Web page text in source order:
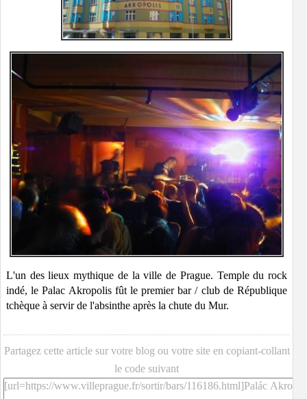
L'un des lieux mythique de la ville de Prague. Temple du rock
indé, le Palac Akropolis fût le premier bar / club de République
tchèque à servir de l'absinthe après la chute du Mur.
Partagez cette article sur votre blog ou votre site en copiant-collant
le code suivant